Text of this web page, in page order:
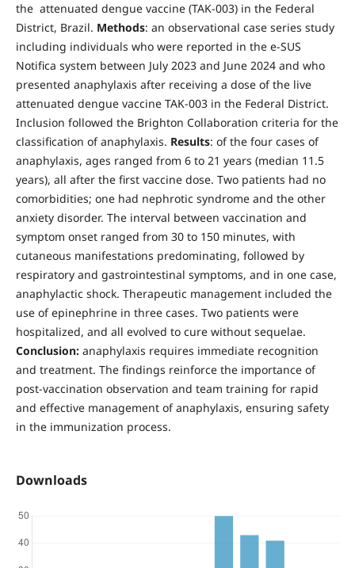
the attenuated dengue vaccine (TAK-003) in the Federal
District, Brazil. Methods: an observational case series study
including individuals who were reported in the e-SUS
Notifica system between July 2023 and June 2024 and who
presented anaphylaxis after receiving a dose of the live
attenuated dengue vaccine TAK-003 in the Federal District.
Inclusion followed the Brighton Collaboration criteria for the
classification of anaphylaxis. Results: of the four cases of
anaphylaxis, ages ranged from 6 to 21 years (median 11.5
years), all after the first vaccine dose. Two patients had no
comorbidities; one had nephrotic syndrome and the other
anxiety disorder. The interval between vaccination and
symptom onset ranged from 30 to 150 minutes, with
cutaneous manifestations predominating, followed by
respiratory and gastrointestinal symptoms, and in one case,
anaphylactic shock. Therapeutic management included the
use of epinephrine in three cases. Two patients were
hospitalized, and all evolved to cure without sequelae.
Conclusion:anaphylaxis requires immediate recognition
and treatment. The findings reinforce the importance of
post-vaccination observation and team training for rapid
and effective management of anaphylaxis, ensuring safety
in the immunization process.
Downloads